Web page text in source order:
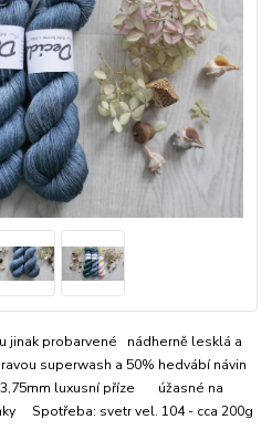
jinak probarvené nádherně lesklá a
superwash a 50% hedvábí návin
3,75mm luxusní příze úžasné na
Spotřeba: svetr vel. 104 - cca 200g